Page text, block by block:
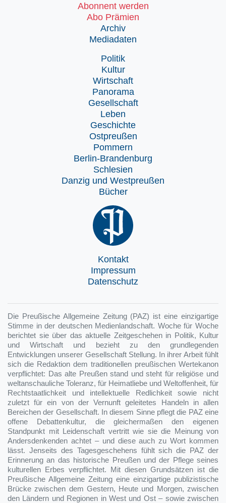
Abonnent werden
Abo Prämien
Archiv
Mediadaten
Politik
Kultur
Wirtschaft
Panorama
Gesellschaft
Leben
Geschichte
Ostpreußen
Pommern
Berlin-Brandenburg
Schlesien
Danzig und Westpreußen
Bücher
Kontakt
Impressum
Datenschutz
Die Preußische Allgemeine Zeitung (PAZ) ist eine einzigartige
Stimme in der deutschen Medienlandschaft. Woche für Woche
berichtet sie über das aktuelle Zeitgeschehen in Politik, Kultur
und Wirtschaft und bezieht zu den grundlegenden
Entwicklungen unserer Gesellschaft Stellung. In ihrer Arbeit fühlt
sich die Redaktion dem traditionellen preußischen Wertekanon
verpflichtet: Das alte Preußen stand und steht für religiöse und
weltanschauliche Toleranz, für Heimatliebe und Weltoffenheit, für
Rechtstaatlichkeit und intellektuelle Redlichkeit sowie nicht
zuletzt für ein von der Vernunft geleitetes Handeln in allen
Bereichen der Gesellschaft. In diesem Sinne pflegt die PAZ eine
offene Debattenkultur, die gleichermaßen den eigenen
Standpunkt mit Leidenschaft vertritt wie sie die Meinung von
Andersdenkenden achtet – und diese auch zu Wort kommen
lässt. Jenseits des Tagesgeschehens fühlt sich die PAZ der
Erinnerung an das historische Preußen und der Pflege seines
kulturellen Erbes verpflichtet. Mit diesen Grundsätzen ist die
Preußische Allgemeine Zeitung eine einzigartige publizistische
Brücke zwischen dem Gestern, Heute und Morgen, zwischen
den Ländern und Regionen in West und Ost – sowie zwischen